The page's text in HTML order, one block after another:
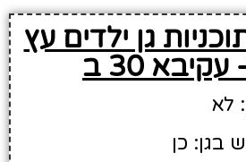
גן ילדים עץ
30 ב
לא
בגן: כן